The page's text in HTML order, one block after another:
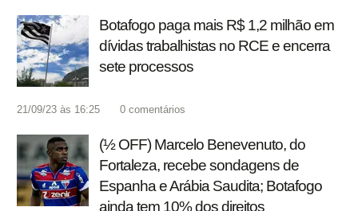
Botafogo paga mais R$ 1,2 milhão em
dívidas trabalhistas no RCE e encerra
sete processos
21/09/23 às 16:25 0 comentários
(½ OFF) Marcelo Benevenuto, do
Fortaleza, recebe sondagens de
Espanha e Arábia Saudita; Botafogo
ainda tem 10% dos direitos